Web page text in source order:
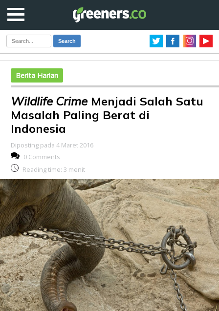
Search
Berita Harian
Wildlife CrimeMenjadi Salah Satu
Masalah Paling Berat di
Indonesia
Diposting pada 4 Maret 2016
0 Comments
Reading time: 3 menit